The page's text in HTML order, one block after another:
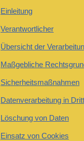
Einleitung
Verantwortlicher
Übersicht der
Maßgebliche
Sicherheitsmaßnahmen
Datenverarbeitung in
Löschung von Daten
Einsatz von Cookies